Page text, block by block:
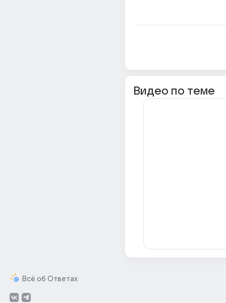
Всё об Ответах
Видео по теме